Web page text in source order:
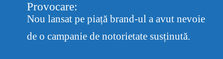
Provocare:
Nou lansat pe piață brand-ul a avut nevoie
de o campanie de notorietate susținută.